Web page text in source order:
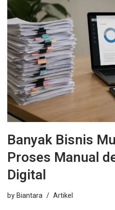
Banyak Bisnis
Proses Manual
Digital
byBiantara Artikel